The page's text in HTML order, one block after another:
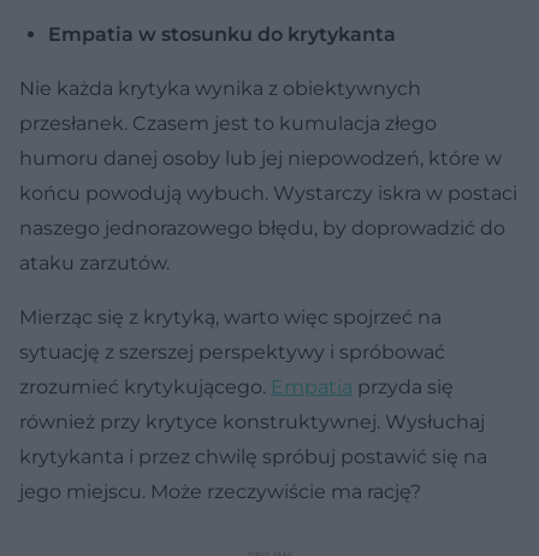
Empatia w stosunku do krytykanta
Nie każda krytyka wynika z obiektywnych
przesłanek. Czasem jest to kumulacja złego
humoru danej osoby lub jej niepowodzeń, które w
końcu powodują wybuch. Wystarczy iskra w postaci
naszego jednorazowego błędu, by doprowadzić do
ataku zarzutów.
Mierząc się z krytyką, warto więc spojrzeć na
sytuację z szerszej perspektywy i spróbować
zrozumieć krytykującego. Empatia przyda się
również przy krytyce konstruktywnej. Wysłuchaj
krytykanta i przez chwilę spróbuj postawić się na
jego miejscu. Może rzeczywiście ma rację?